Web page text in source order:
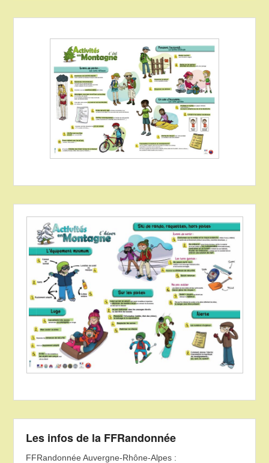
Les infos de la FFRandonnée
FFRandonnée Auvergne-Rhône-Alpes :